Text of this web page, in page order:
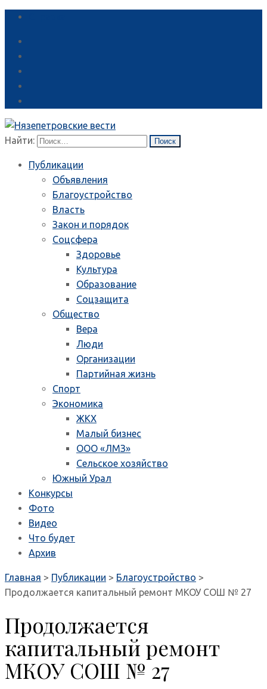
Найти:
Публикации
Объявления
Благоустройство
Власть
Закон и порядок
Соцсфера
Здоровье
Культура
Образование
Соцзащита
Общество
Вера
Люди
Организации
Партийная жизнь
Спорт
Экономика
ЖКХ
Малый бизнес
ООО «ЛМЗ»
Сельское хозяйство
Южный Урал
Конкурсы
Фото
Видео
Что будет
Архив
Главная > Публикации > Благоустройство >
Продолжается капитальный ремонт МКОУ СОШ № 27
Продолжается
капитальный ремонт
МКОУ СОШ № 27